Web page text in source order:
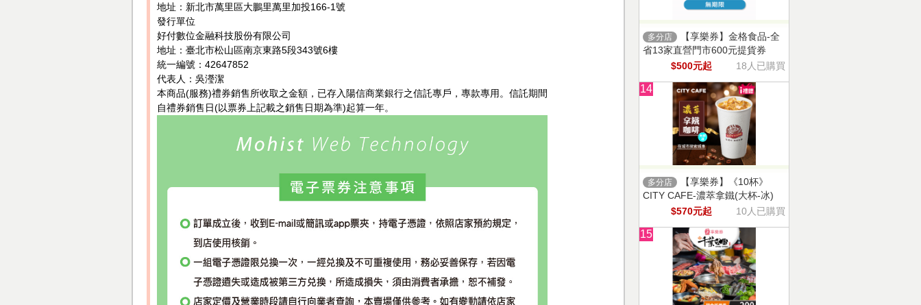
地址：新北市萬里區大鵬里萬里加投166-1號
發行單位
好付數位金融科技股份有限公司
地址：臺北市松山區南京東路5段343號6樓
統一編號：42647852
代表人：吳瀅潔
本商品(服務)禮券銷售所收取之金額，已存入陽信商業銀行之信託專戶，專款專用。信託期間
自禮券銷售日(以票券上記載之銷售日期為準)起算一年。
多分店
【享樂券】金格食品-全
省13家直營門市600元提貨券
$500元起
18人已購買
14
多分店
【享樂券】《10杯》
CITY CAFE-濃萃拿鐵(大杯-冰)
$570元起
10人已購買
15